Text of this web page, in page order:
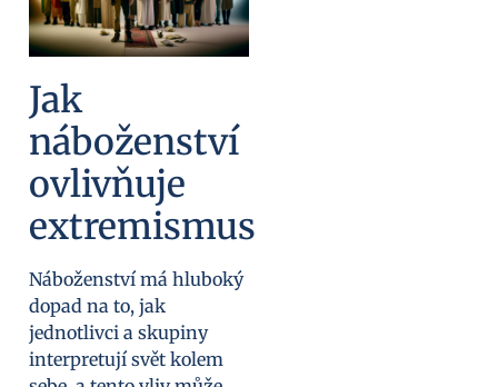
Jak
náboženství
ovlivňuje
extremismus
Náboženství má hluboký
dopad na to, jak
jednotlivci a skupiny
interpretují svět kolem